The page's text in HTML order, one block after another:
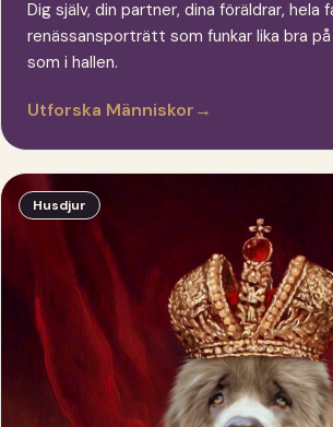
Dig själv, din partner, dina föräldrar, hela
renässansporträtt som funkar lika bra
som i hallen.
Utforska Människor→
Husdjur